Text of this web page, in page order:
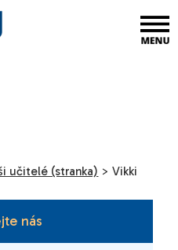
učitelé (stranka) > Vikki
nás